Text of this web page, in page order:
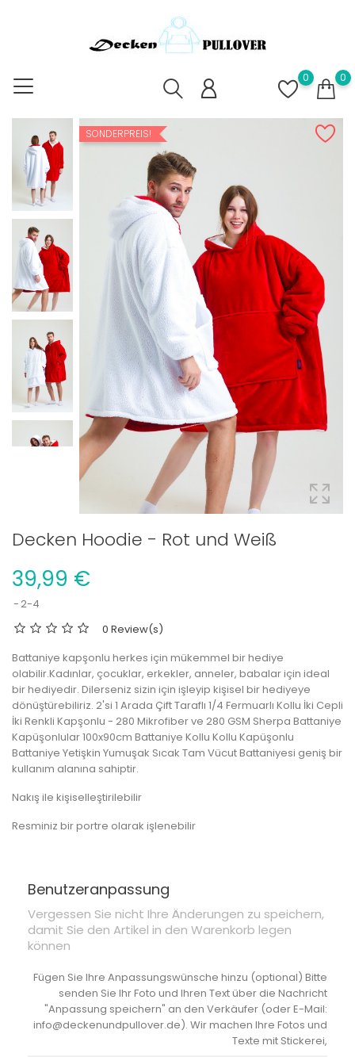
0
0
SONDERPREIS!
Decken Hoodie - Rot und Weiß
39,99 €
2-4
0 Review(s)
Battaniye kapşonlu herkes için mükemmel bir hediye
olabilir.Kadınlar, çocuklar, erkekler, anneler, babalar için ideal
bir hediyedir. Dilerseniz sizin için işleyip kişisel bir hediyeye
dönüştürebiliriz. 2'si 1 Arada Çift Taraflı 1/4 Fermuarlı Kollu İki Cepli
İki Renkli Kapşonlu - 280 Mikrofiber ve 280 GSM Sherpa Battaniye
Kapüşonlular 100x90cm Battaniye Kollu Kollu Kapüşonlu
Battaniye Yetişkin Yumuşak Sıcak Tam Vücut Battaniyesi geniş bir
kullanım alanına sahiptir.
Nakış ile kişiselleştirilebilir
Resminiz bir portre olarak işlenebilir
Benutzeranpassung
Vergessen Sie nicht Ihre Änderungen zu speichern,
damit Sie den Artikel in den Warenkorb legen
können
Fügen Sie Ihre Anpassungswünsche hinzu (optional) Bitte
senden Sie Ihr Foto und Ihren Text über die Nachricht
"Anpassung speichern" an den Verkäufer (oder E-Mail:
info@deckenundpullover.de). Wir machen Ihre Fotos und
Texte mit Stickerei,